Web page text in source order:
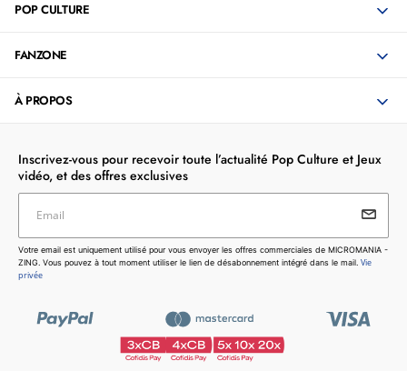
POP CULTURE
FANZONE
À PROPOS
Inscrivez-vous pour recevoir toute l’actualité Pop Culture et Jeux
vidéo, et des offres exclusives
Votre email est uniquement utilisé pour vous envoyer les
offres commerciales de MICROMANIA - ZING. Vous pouvez
à tout moment utiliser le lien de désabonnement intégré dans
Email
Votre email est uniquement utilisé pour vous envoyer les offres commerciales de MICROMANIA -
ZING. Vous pouvez à tout moment utiliser le lien de désabonnement intégré dans le mail. Vie
privée